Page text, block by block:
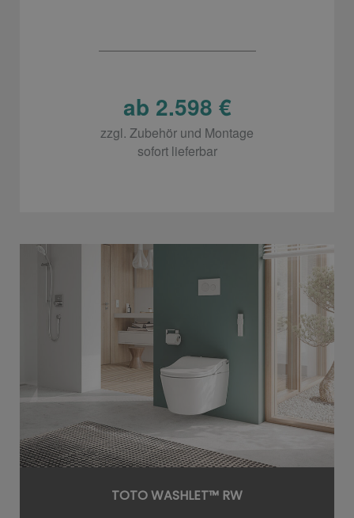
ab 2.598 €
zzgl. Zubehör und Montage
sofort lieferbar
TOTO WASHLET™ RW